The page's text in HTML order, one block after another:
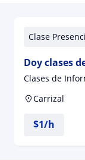
Clase
Doy clases
Clases de
Carrizal
$1/h